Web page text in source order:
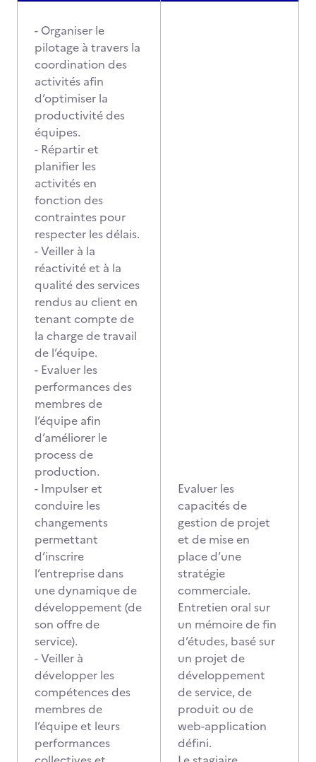
- Organiser le
pilotage à travers la
coordination des
activités afin
d’optimiser la
productivité des
équipes.
- Répartir et
planifier les
activités en
fonction des
contraintes pour
respecter les délais.
- Veiller à la
réactivité et à la
qualité des services
rendus au client en
tenant compte de
la charge de travail
de l’équipe.
- Evaluer les
performances des
membres de
l’équipe afin
d’améliorer le
process de
production.
- Impulser et
conduire les
changements
permettant
d’inscrire
l’entreprise dans
une dynamique de
développement (de
son offre de
service).
- Veiller à
développer les
compétences des
membres de
l’équipe et leurs
performances
Evaluer les
capacités de
gestion de projet
et de mise en
place d’une
stratégie
commerciale.
Entretien oral sur
un mémoire de fin
d’études, basé sur
un projet de
développement
de service, de
produit ou de
web-application
défini.